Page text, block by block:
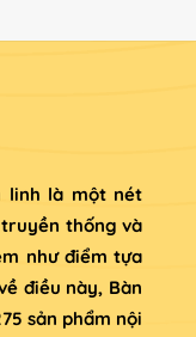
linh là một nét
thống và
như điểm tựa
điều này, Bàn
sản phẩm nội